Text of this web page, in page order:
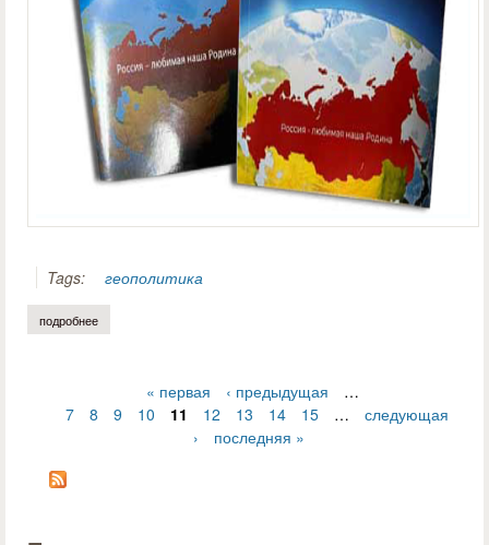
Tags: геополитика
подробнее
Страницы
« первая ‹ предыдущая
…
7
8 9 10 11 12 13 14 15 …
следующая
›
последняя »